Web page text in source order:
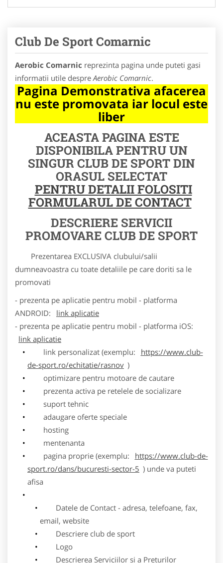
Club De Sport Comarnic
Aerobic Comarnic reprezinta pagina unde puteti gasi
informatii utile despre Aerobic Comarnic.
Pagina Demonstrativa afacerea
nu este promovata iar locul este
liber
ACEASTA PAGINA ESTE
DISPONIBILA PENTRU UN
SINGUR CLUB DE SPORT DIN
ORASUL SELECTAT
PENTRU DETALII FOLOSITI
FORMULARUL DE CONTACT
DESCRIERE SERVICII
PROMOVARE CLUB DE SPORT
Prezentarea EXCLUSIVA clubului/salii
dumneavoastra cu toate detaliile pe care doriti sa le
promovati
- prezenta pe aplicatie pentru mobil - platforma
ANDROID:
link aplicatie
- prezenta pe aplicatie pentru mobil - platforma iOS:
link aplicatie
link personalizat (exemplu:
https://www.club-
de-sport.ro/echitatie/rasnov )
optimizare pentru motoare de cautare
prezenta activa pe retelele de socializare
suport tehnic
adaugare oferte speciale
hosting
mentenanta
pagina proprie (exemplu:
https://www.club-de-
sport.ro/dans/bucuresti-sector-5 ) unde va puteti
afisa
Datele de Contact - adresa, telefoane, fax,
email, website
Descriere club de sport
Logo
Descrierea Serviciilor si a Preturilor